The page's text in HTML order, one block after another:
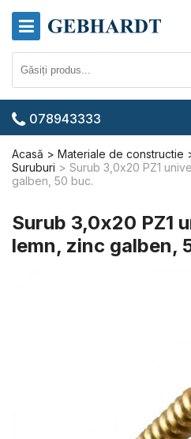
078943333
Acasă Materiale de constructie
Suruburi
Surub 3,0x20 PZ1
galben, 50 buc.
Surub 3,0x20 PZ1
lemn, zinc galben,